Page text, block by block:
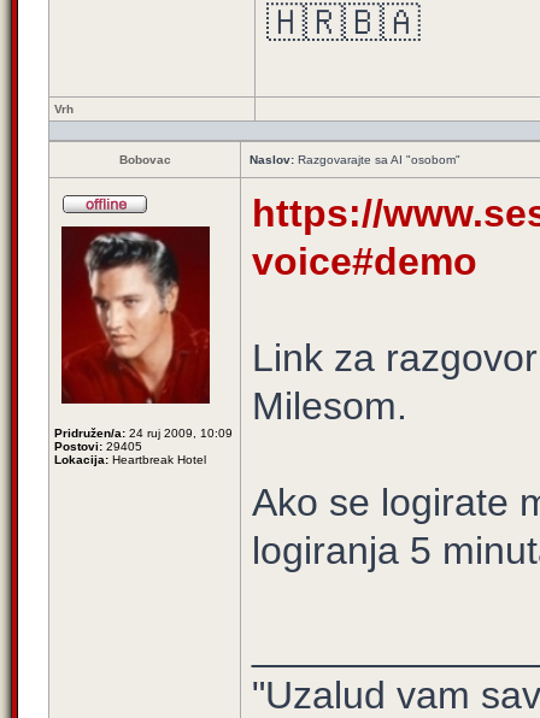
🇭🇷🇧🇦
Vrh
Bobovac Naslov: Razgovarajte sa AI "osobom"
Pridružen/a: 24 ruj 2009, 10:09
Postovi: 29405
Lokacija: Heartbreak Hotel
https://
voice#demo
Link za
Milesom.
Ako se logirate
logiranja 5
"Uzalud vam